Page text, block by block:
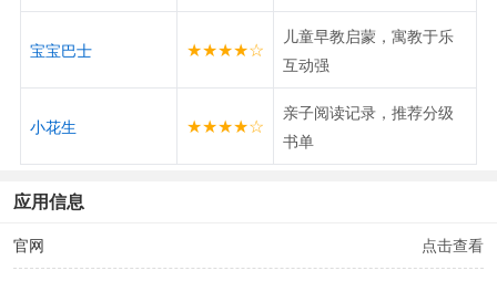
宝宝巴士 ★★★★☆
儿童早教启蒙，寓教于乐
互动强
小花生 ★★★★☆
亲子阅读记录，推荐分级
书单
应用信息
官网 点击查看